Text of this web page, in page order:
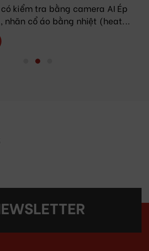
kiểm tra bằng camera AI Ép
nhãn cổ áo bằng nhiệt (heat...